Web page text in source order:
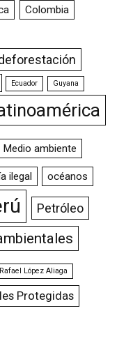
Colombia
Ecuador Guyana
Medio ambiente
ilegal océanos
Petróleo
Rafael López Aliaga
Protegidas